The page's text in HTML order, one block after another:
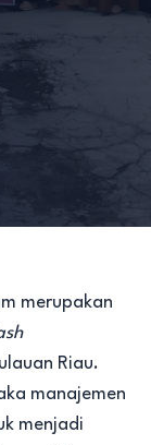
merupakan
Riau.
manajemen
menjadi